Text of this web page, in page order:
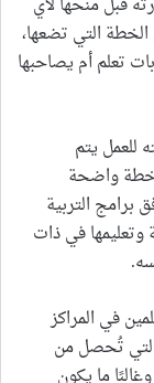
التي تضعها،
تعلم أم يصاحبها
للعمل يتم
خطة واضحة
التربية
في ذات
في المراكز
تُحصل من
ما يكون